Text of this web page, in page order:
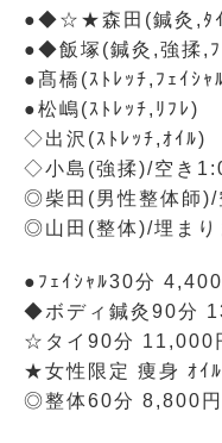
●◆☆★森田(鍼灸,ﾀｲ
●◆飯塚(鍼灸,強揉,ﾌ
●髙橋(ｽﾄﾚｯﾁ,ﾌｪｲｼ
●松嶋(ｽﾄﾚｯﾁ,ﾘﾌﾚ)
◇出沢(ｽﾄﾚｯﾁ,ｵｲﾙ)
◇小島(強揉)/空き
◎柴田(男性整体師
◎山田(整体)/埋まり
●ﾌｪｲｼｬﾙ30分 4,400
◆ボディ鍼灸90分
☆タイ90分 11,000
★女性限定 痩身 ｵｲ
◎整体60分 8,800